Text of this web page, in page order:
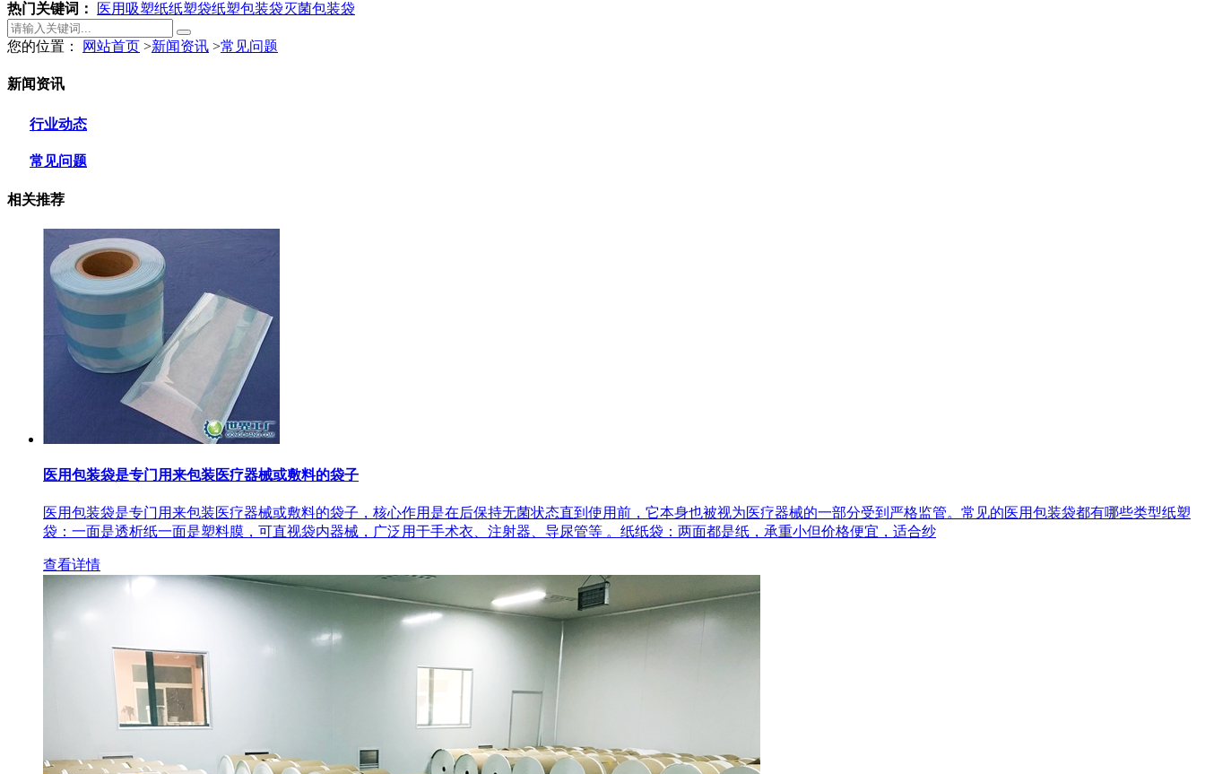
热门关键词： 医用吸塑纸纸塑袋纸塑包装袋灭菌包装袋
您的位置： 网站首页 >新闻资讯 >常见问题
新闻资讯
行业动态
常见问题
相关推荐
医用包装袋‌是专门用来包装医疗器械或敷料的袋子
医用包装袋‌是专门用来包装医疗器械或敷料的袋子，核心作用是在后‌保持无菌状态‌直到使用前，它本身也被视为医疗器械的一部分受到严格监管。常见的医用包装袋都有哪些类型‌纸塑
袋‌：一面是透析纸一面是塑料膜，可直视袋内器械，广泛用于手术衣、注射器、导尿管等 。‌纸纸袋‌：两面都是纸，承重小但价格便宜，适合纱
查看详情